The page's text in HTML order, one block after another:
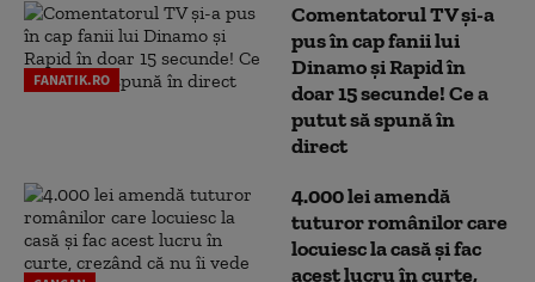
FANATIK.RO
Comentatorul TV și-a
pus în cap fanii lui
Dinamo și Rapid în
doar 15 secunde! Ce a
putut să spună în
direct
4.000 lei amendă
tuturor românilor care
locuiesc la casă și fac
acest lucru în curte,